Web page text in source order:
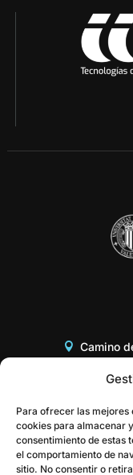
Para ofrecer las
cookies para almacenar
consentimiento de estas
el comportamiento de
sitio. No consentir o
Camino